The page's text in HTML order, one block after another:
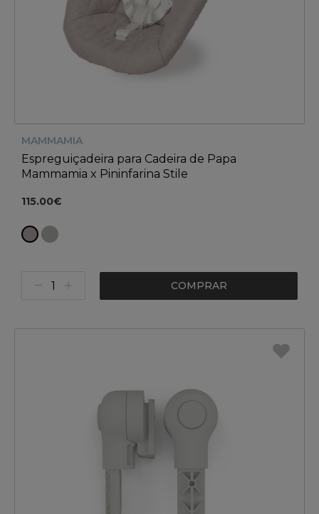
MAMMAMIA
Espreguiçadeira para Cadeira de Papa
Mammamia x Pininfarina Stile
115.00€
COMPRAR